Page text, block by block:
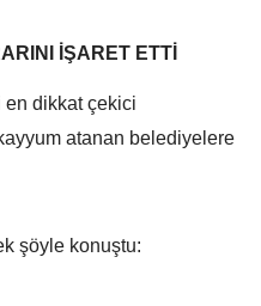
İŞARET ETTİ
en dikkat çekici
atanan belediyelere
şöyle konuştu: